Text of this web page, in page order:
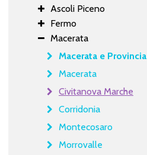
Ascoli Piceno
Fermo
Macerata
Macerata e Provincia
Macerata
Civitanova Marche
Corridonia
Montecosaro
Morrovalle